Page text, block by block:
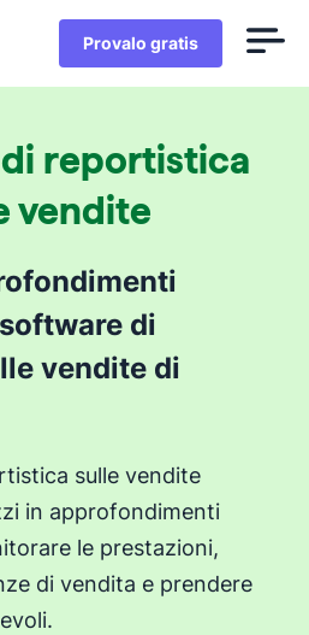
Provalo gratis
reportistica
vendite
di
vendite di
sulle vendite
in approfondimenti
le prestazioni,
di vendita e prendere